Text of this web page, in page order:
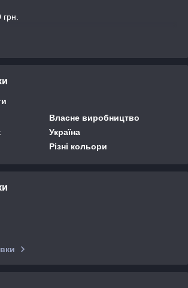
Власне виробництво
Україна
Різні кольори